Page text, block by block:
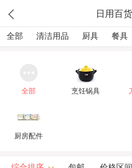
日用百货
全部 清洁用品 厨具 餐具
全部 烹饪锅具
厨房配件